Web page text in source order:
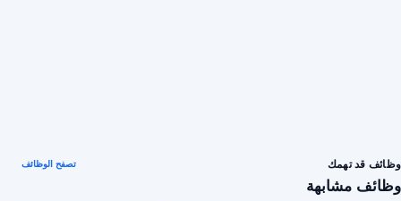
وظائف قد تهمك
وظائف مشابهة
تصفح الوظائف